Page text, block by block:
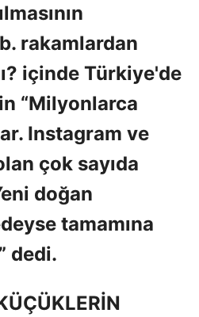
rakamlardan
içinde Türkiye'de
“Milyonlarca
Instagram ve
çok sayıda
doğan
tamamına
dedi.